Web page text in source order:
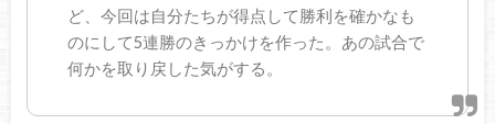
ど、今回は自分たちが得点して勝利を確かなも
のにして5連勝のきっかけを作った。あの試合で
何かを取り戻した気がする。